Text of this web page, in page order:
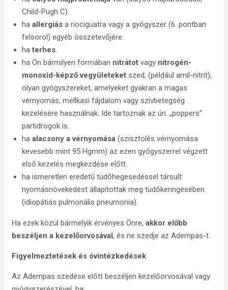
Child-Pugh C).
ha allergiás a riociguatra vagy a gyógyszer (6. pontban
felsorol) egyéb összetevőjére.
haterhes.
ha Ön bármilyen formában nitrátot vagy nitrogén-
monoxid-képző vegyületeket szed, (például amil-nitrit);
olyan gyógyszereket, amelyeket gyakran a magas
vérnyomás, mellkasi fájdalom vagy szívbetegség
kezelésére használnak. Ide tartoznak az ún. „poppers”
partidrogok is.
ha alacsony a vérnyomása (szisztolés vérnyomása
kevesebb mint 95 Hgmm) az ezen gyógyszerrel végzett
első kezelés megkezdése előtt.
ha ismeretlen eredetű tüdőhegesedéssel társult
nyomásnövekedést állapítottak meg tüdőkeringésében
(idiopátiás pulmonális pneumonia).
Ha ezek közül bármelyik érvényes Önre, akkor előbb
beszéljen a kezelőorvosával, és ne szedje az Adempas-t.
Figyelmeztetések és óvintézkedések
Az Adempas szedése előtt beszéljen kezelőorvosával vagy